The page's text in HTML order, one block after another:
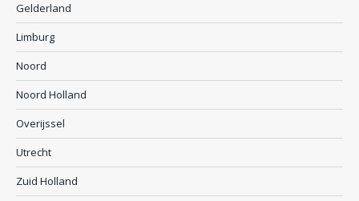
Gelderland
Limburg
Noord
Noord Holland
Overijssel
Utrecht
Zuid Holland